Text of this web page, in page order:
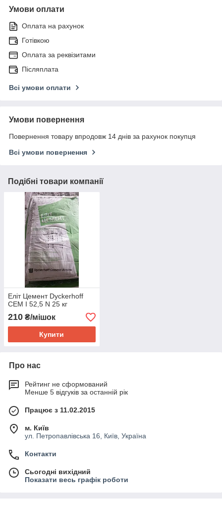
Умови оплати
Оплата на рахунок
Готівкою
Оплата за реквізитами
Післяплата
Всі умови оплати
Умови повернення
Повернення товару впродовж 14 днів за рахунок покупця
Всі умови повернення
Подібні товари компанії
Еліт Цемент Dyckerhoff
CEM I 52,5 N 25 кг
210 ₴/мішок
Купити
Про нас
Рейтинг не сформований
Менше 5 відгуків за останній рік
Працює з 11.02.2015
м. Київ
ул. Петропавлівська 16, Київ, Україна
Контакти
Сьогодні вихідний
Показати весь графік роботи